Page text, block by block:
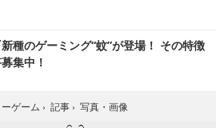
新種のゲーミング“蚊”が登場！ その特徴
集中！
ゲーム › 記事 › 写真・画像